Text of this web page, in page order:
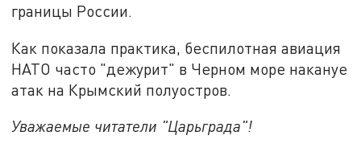
границы России.
Как показала практика, беспилотная авиация
НАТО часто "дежурит" в Черном море накануе
атак на Крымский полуостров.
Уважаемые читатели "Царьграда"!